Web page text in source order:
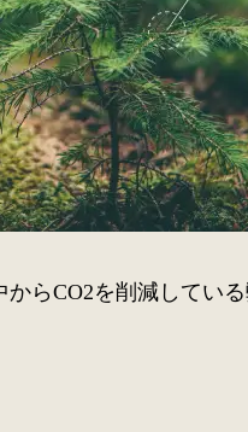
らCO2を削減してい